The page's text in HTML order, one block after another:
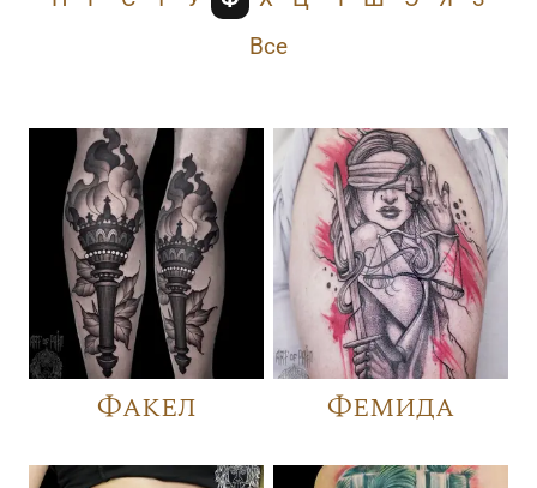
Все
Факел Фемида